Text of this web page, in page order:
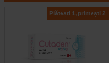
Plătești 1, primești 2